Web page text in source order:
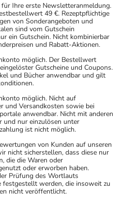
Ihre erste Newsletteranmeldung.
49 €. Rezeptpflichtige
von Sonderangeboten und
sind vom Gutschein
ein Gutschein. Nicht kombinierbar
und Rabatt-Aktionen.
möglich. Der Bestellwert
Gutscheine und Coupons.
und Bücher anwendbar und gilt
möglich. Nicht auf
und Versandkosten sowie bei
anwendbar. Nicht mit anderen
und nur einzulösen unter
ist nicht möglich.
von Kunden auf unseren
nicht sicherstellen, dass diese nur
die die Waren oder
oder erworben haben.
Prüfung des Wortlauts
werden, die insoweit zu
nicht veröffentlicht.